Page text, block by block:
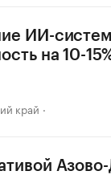
ИИ-
на 10-
край